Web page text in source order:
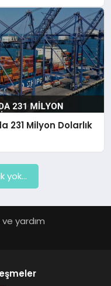
231 Milyon Dolarlık
yok...
yardım